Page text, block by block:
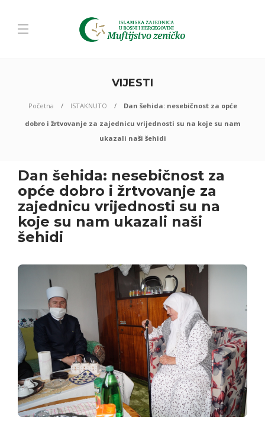
VIJESTI
Početna ISTAKNUTO
Dan šehida: nesebičnost za opće
dobro i žrtvovanje za zajednicu vrijednosti su na koje su nam
ukazali naši šehidi
Dan šehida: nesebičnost za
opće dobro i žrtvovanje za
zajednicu vrijednosti su na
koje su nam ukazali naši
šehidi